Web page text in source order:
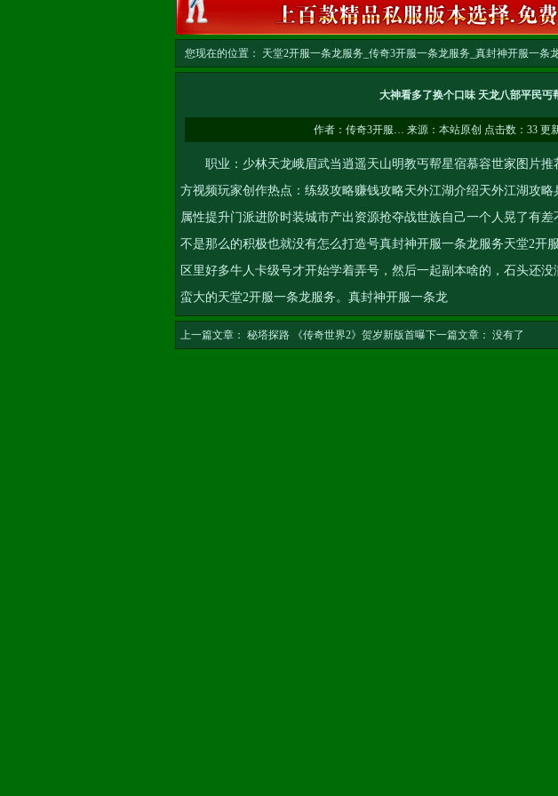
您现在的位置： 天堂2开服一条龙服务_传奇3开服一条龙服务_真封神开服一条
大神看多了换个口味 天龙八部平民丐
作者： 传奇3开服… 来源：本站原创 点击数： 33 更
职业：少林天龙峨眉武当逍遥天山明教丐帮星宿慕容世家图片推
方视频玩家创作热点：练级攻略赚钱攻略天外江湖介绍天外江湖攻
属性提升门派进阶时装城市产出资源抢夺战世族自己一个人晃了有
不是那么的积极也就没有怎么打造号真封神开服一条龙服务天堂2开
区里好多牛人卡级号才开始学着弄号，然后一起副本啥的，石头还
蛮大的天堂2开服一条龙服务。 真封神开服一条龙
上一篇文章： 秘塔探路 《传奇世界2》贺岁新版首曝下一篇文章： 没有了